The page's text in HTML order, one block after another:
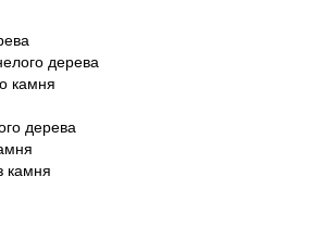
дерева
камня
дерева
камня